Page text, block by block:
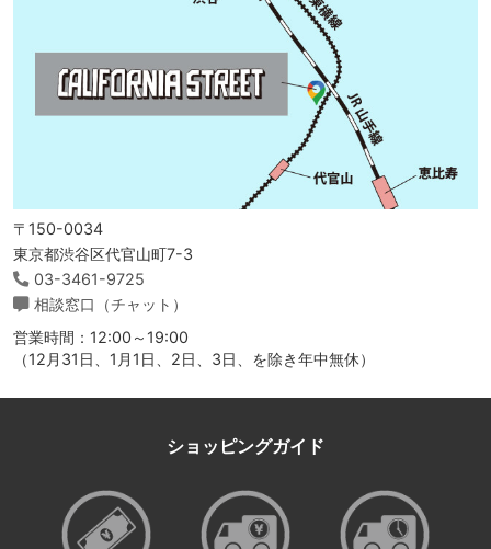
〒150-0034
東京都渋谷区代官山町7-3
03-3461-9725
相談窓口（チャット）
営業時間：12:00～19:00
（12月31日、1月1日、2日、3日、を除き年中無休）
ショッピングガイド